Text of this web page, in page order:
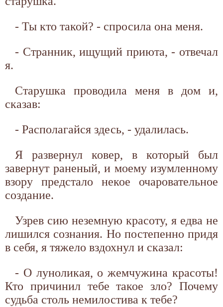
- Ты кто такой? - спросила она меня.
- Странник, ищущий приюта, - отвечал
я.
Старушка проводила меня в дом и,
сказав:
- Располагайся здесь, - удалилась.
Я развернул ковер, в который был
завернут раненый, и моему изумленному
взору предстало некое очаровательное
создание.
Узрев сию неземную красоту, я едва не
лишился сознания. Но постепенно придя
в себя, я тяжело вздохнул и сказал:
- О луноликая, о жемчужина красоты!
Кто причинил тебе такое зло? Почему
судьба столь немилостива к тебе?